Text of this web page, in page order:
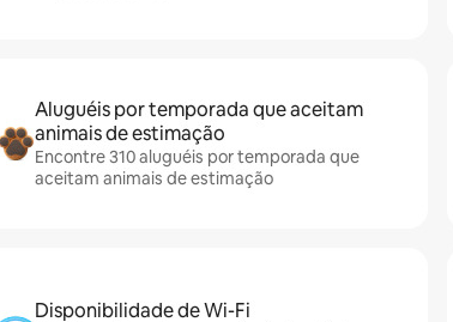
Aluguéis por temporada que aceitam
animais de estimação
Encontre 310 aluguéis por temporada que
aceitam animais de estimação
Disponibilidade de Wi-Fi